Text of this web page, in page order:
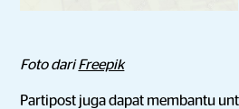
Foto dariFreepik
Partipost juga dapat membantu